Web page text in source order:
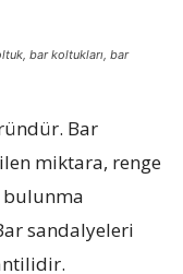
bar koltukları, bar
Bar
miktara, renge
bulunma
sandalyeleri